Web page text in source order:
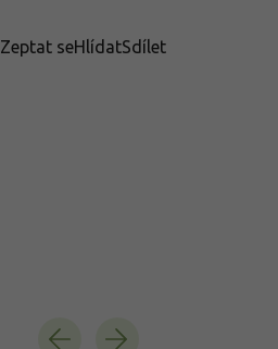
Zeptat seHlídatSdílet